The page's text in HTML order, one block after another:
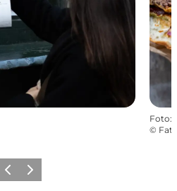
Foto:
©
ForrigeNæste